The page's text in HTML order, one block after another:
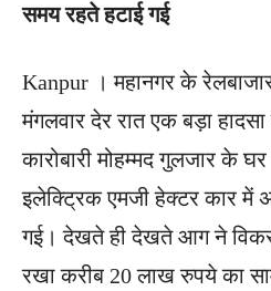
समय रहते हटाई गई
Kanpur । महानगर के
मंगलवार देर रात एक बड़ा
कारोबारी मोहम्मद गुलजार के
इलेक्ट्रिक एमजी हेक्टर कार
गई। देखते ही देखते आग ने
रखा करीब 20 लाख रुपये का